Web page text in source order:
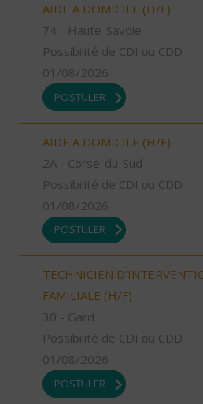
AIDE A DOMICILE (H/F)
74 - Haute-Savoie
Possibilité de CDI ou CDD
01/08/2026
POSTULER
AIDE A DOMICILE (H/F)
2A - Corse-du-Sud
Possibilité de CDI ou CDD
01/08/2026
POSTULER
TECHNICIEN
FAMILIALE (H/F)
30 - Gard
Possibilité de CDI ou CDD
01/08/2026
POSTULER